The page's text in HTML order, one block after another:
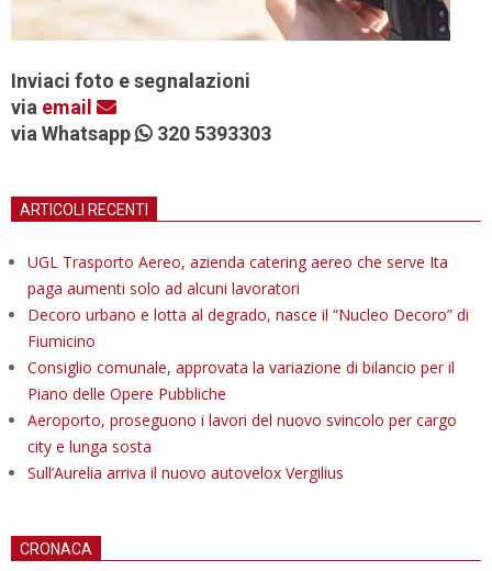
Inviaci foto e segnalazioni
via email
via Whatsapp
320 5393303
ARTICOLI RECENTI
UGL Trasporto Aereo, azienda catering aereo che serve Ita
paga aumenti solo ad alcuni lavoratori
Decoro urbano e lotta al degrado, nasce il “Nucleo Decoro” di
Fiumicino
Consiglio comunale, approvata la variazione di bilancio per il
Piano delle Opere Pubbliche
Aeroporto, proseguono i lavori del nuovo svincolo per cargo
city e lunga sosta
Sull’Aurelia arriva il nuovo autovelox Vergilius
CRONACA